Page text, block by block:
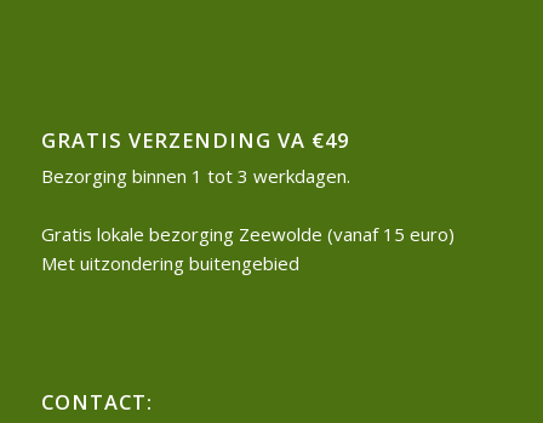
GRATIS VERZENDING VA €49
Bezorging binnen 1 tot 3 werkdagen.
Gratis lokale bezorging Zeewolde (vanaf 15 euro)
Met uitzondering buitengebied
CONTACT: